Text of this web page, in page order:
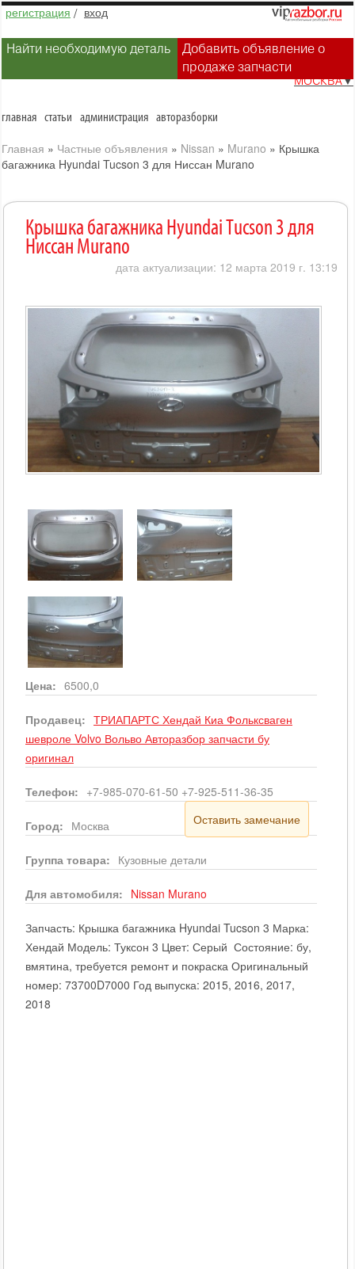
регистрация / вход
Найти необходимую деталь
Добавить объявление о
продаже запчасти
МОСКВА▼
главная статьи администрация авторазборки
Главная » Частные объявления » Nissan » Murano » Крышка
багажника Hyundai Tucson 3 для Ниссан Murano
Крышка багажника Hyundai Tucson 3 для
Ниссан Murano
дата актуализации: 12 марта 2019 г. 13:19
Цена: 6500,0
Продавец: ТРИАПАРТС Хендай Киа Фольксваген
шевроле Volvo Вольво Авторазбор запчасти бу
оригинал
Телефон: +7-985-070-61-50 +7-925-511-36-35
Оставить замечание
Город: Москва
Группа товара: Кузовные детали
Для автомобиля: Nissan Murano
Запчасть: Крышка багажника Hyundai Tucson 3 Марка:
Хендай Модель: Туксон 3 Цвет: Серый Состояние: бу,
вмятина, требуется ремонт и покраска Оригинальный
номер: 73700D7000 Год выпуска: 2015, 2016, 2017,
2018